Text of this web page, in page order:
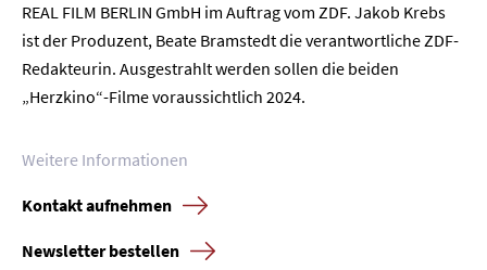
REAL FILM BERLIN GmbH im Auftrag vom ZDF. Jakob Krebs
ist der Produzent, Beate Bramstedt die verantwortliche ZDF-
Redakteurin. Ausgestrahlt werden sollen die beiden
„Herzkino“-Filme voraussichtlich 2024.
Weitere Informationen
Kontakt aufnehmen
Newsletter bestellen
Home
Unternehmen
Presse
Karriere